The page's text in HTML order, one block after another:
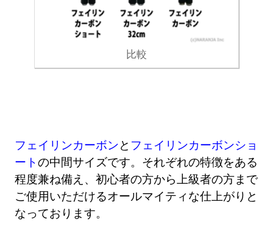
比較
フェイリンカーボンと フェイリンカーボンショ
ートの中間サイズです。それぞれの特徴をある
程度兼ね備え、初心者の方から上級者の方まで
ご使用いただけるオールマイティな仕上がりと
なっております。